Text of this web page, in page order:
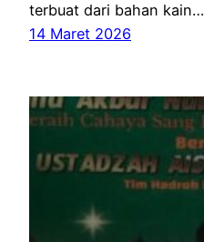
terbuat dari bahan kain…
14 Maret 2026